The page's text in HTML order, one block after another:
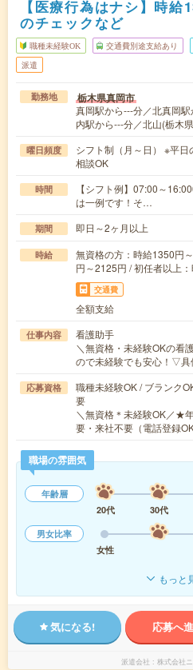
【医療行為はナシ】時
のチェックなど
職種未経験OK 交通費別途支給あり
派遣
勤務地 栃木県真岡市
真岡駅から---分／北真岡
内駅から---分／北山(栃木
曜日頻度
シフト制（月～日） ※平
相談OK
時間
【シフト例】07:00～
は一例です！そ…
期間 即日～2ヶ月以上
時給
無資格の方：時給1350円
円～2125円 / 初任者以上
交通費
全額支給
仕事内容
看護助手
＼無資格・未経験OKの看
ので未経験でも安心！▽
応募資格
職種未経験OK / ブランク
要
＼無資格＊未経験OK／★
要・来社不要（電話登録
職場の雰囲気
年齢層
20代
30代
男女比率
女性
もっと
気になる! 応募へ
派遣会社 株式会社